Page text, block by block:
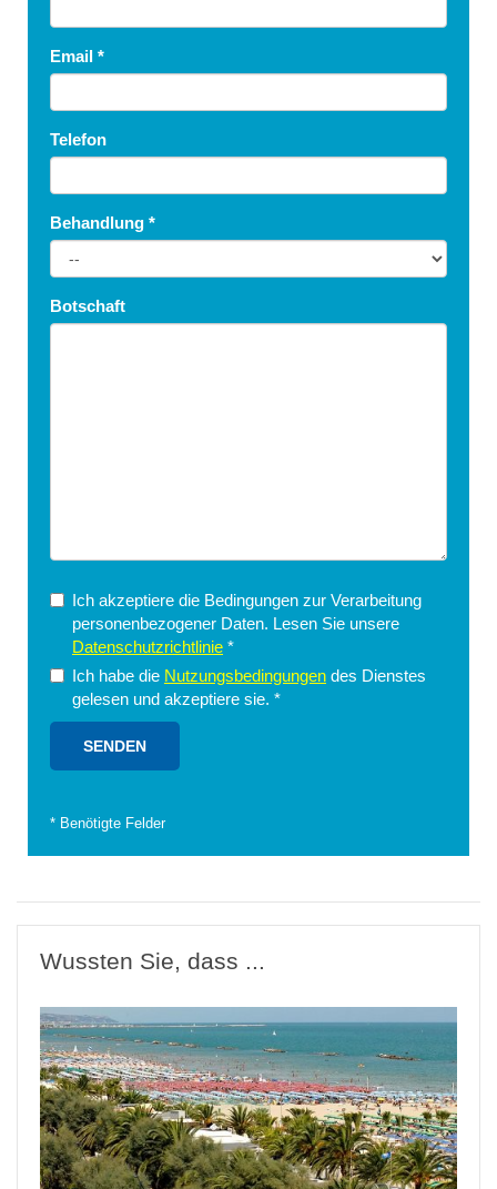
Email *
Telefon
Behandlung *
Botschaft
Ich akzeptiere die Bedingungen zur Verarbeitung
personenbezogener Daten. Lesen Sie unsere
Datenschutzrichtlinie *
Ich habe die Nutzungsbedingungen des Dienstes
gelesen und akzeptiere sie. *
* Benötigte Felder
Wussten Sie, dass ...